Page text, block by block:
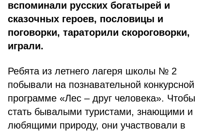
вспоминали русских богатырей и
сказочных героев, пословицы и
поговорки, тараторили скороговорки,
играли.
Ребята из летнего лагеря школы № 2
побывали на познавательной конкурсной
программе «Лес – друг человека». Чтобы
стать бывалыми туристами, знающими и
любящими природу, они участвовали в